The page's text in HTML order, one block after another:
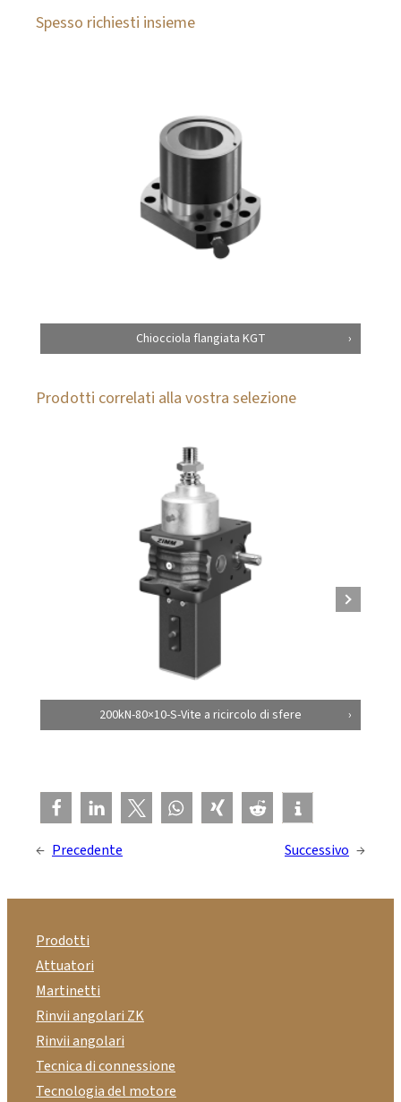
Spesso richiesti insieme
Chiocciola flangiata KGT
Prodotti correlati alla vostra selezione
200kN-80×10-S-Vite a ricircolo di sfere
← Precedente Successivo →
Prodotti
Attuatori
Martinetti
Rinvii angolari ZK
Rinvii angolari
Tecnica di connessione
Tecnologia del motore